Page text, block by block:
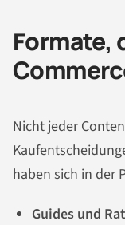
Formate,
Nicht jeder
haben sich in der
Guides und